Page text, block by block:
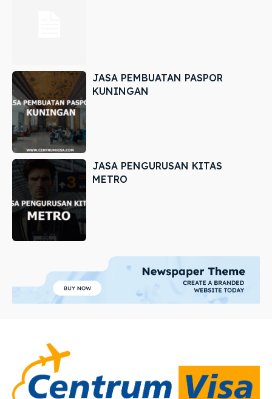
JASA PEMBUATAN PASPOR
KUNINGAN
JASA PENGURUSAN KITAS
METRO